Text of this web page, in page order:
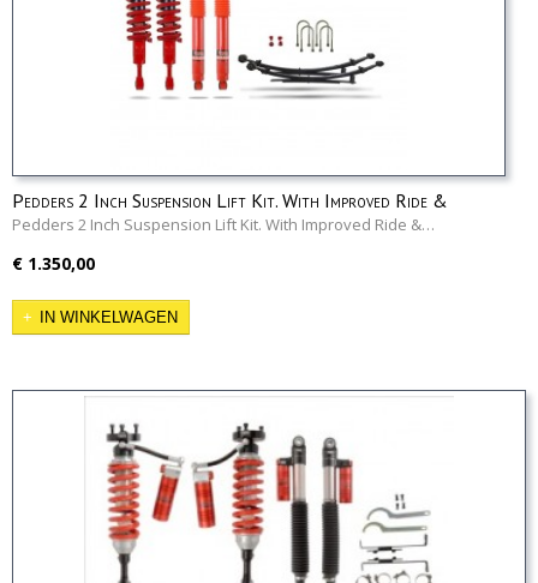
Pedders 2 Inch Suspension Lift Kit. With Improved Ride &
Assembled struts. Ford Ranger 2011-2018
Pedders 2 Inch Suspension Lift Kit. With Improved Ride &…
€ 1.350,00
IN WINKELWAGEN